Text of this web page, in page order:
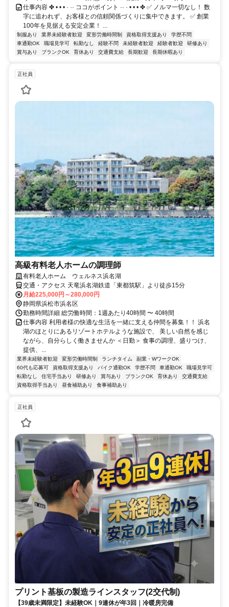
仕事内容 ✤ • • • · ·· ココがポイント ·· · • • • ✤ ✅ ノルマ一切なし！ 数
字に追われず、お客様との信頼関係づくりに集中できます。 ✅ 創業
100年を見据える安定企業！ ...
制服あり 業界未経験者歓迎 変形労働時間制 資格取得支援あり
学歴不問
車通勤OK
職場見学可 転勤なし 経験不問 未経験者歓迎 経験者歓迎
研修あり
賞与あり
ブランクOK 育休あり 交通費支給 長期歓迎 長期休暇あり
正社員
高級有料老人ホームの調理師
有料老人ホーム ウェルネス浜名湖
交通・アクセス 天竜浜名湖鉄道「東都筑駅」より徒歩15分
月給225,000円～280,000円
静岡県浜松市浜名区
勤務時間詳細 総労働時間：1週あたり40時間 〜 40時間
仕事内容 利用者様の快適な生活を一緒に支える仲間を募集！！ 浜名
湖のほとりにあるリゾートホテルような施設で、 美しい自然を感じ
ながら、自分らしく働きませんか ＜日勤＞ 食事の調理、盛りつけ、
提供、...
業界未経験者歓迎 変形労働時間制 ランチタイム
副業・WワークOK
60代も応募可
資格取得支援あり バイク通勤OK 学歴不問 車通勤OK
職場見学可
転勤なし
住宅手当あり 研修あり 賞与あり ブランクOK 育休あり
交通費支給
資格取得手当あり
昼食補助あり 食事補助あり
正社員
プリント基板の製造ラインスタッフ(2交代制)
【39歳未満限定】未経験OK｜9連休が年3回｜冷暖房完備